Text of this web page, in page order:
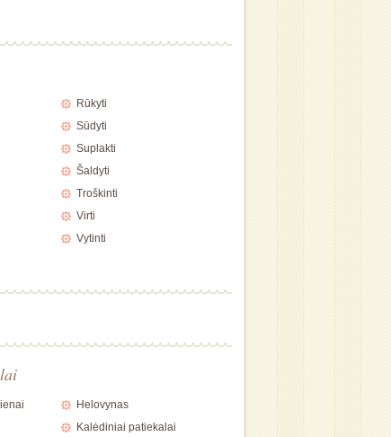
Rūkyti
Sūdyti
Suplakti
Šaldyti
Troškinti
Virti
Vytinti
Helovynas
Kalėdiniai patiekalai